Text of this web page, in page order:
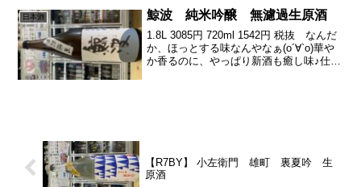
きゅっと引きの良さが光る1...
日本酒 鯨波 純米吟醸 無濾過生原酒
1.8L 3085円 720ml 1542円 税抜 なんだ
か、ほっとする味なんやなぁ(о´∀`о)華や
か香るのに、やっぱり新酒も癒し味♪仕事
【R7BY】 小左衛門 雄町 裏夏吟 生
原酒